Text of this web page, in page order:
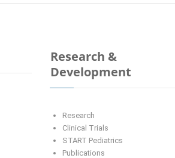
Research &
Development
Research
Clinical Trials
START Pediatrics
Publications